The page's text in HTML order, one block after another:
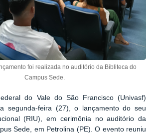
foi realizada no auditório da Bibliteca do
Campus Sede.
do Vale do São Francisco (Univasf)
segunda-feira (27), o lançamento do seu
(RIU), em cerimônia no auditório da
Sede, em Petrolina (PE). O evento reuniu